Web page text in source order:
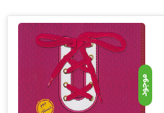
موجود